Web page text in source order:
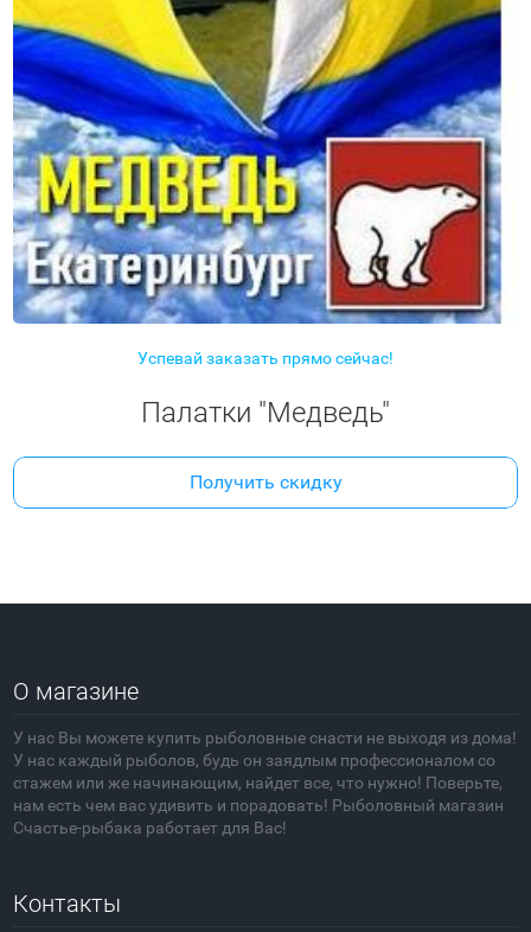
Успевай заказать прямо сейчас!
Палатки "Медведь"
Получить скидку
О магазине
У нас Вы можете купить рыболовные снасти не выходя из дома!
У нас каждый рыболов, будь он заядлым профессионалом со
стажем или же начинающим, найдет все, что нужно! Поверьте,
нам есть чем вас удивить и порадовать! Рыболовный магазин
Счастье-рыбака работает для Вас!
Контакты